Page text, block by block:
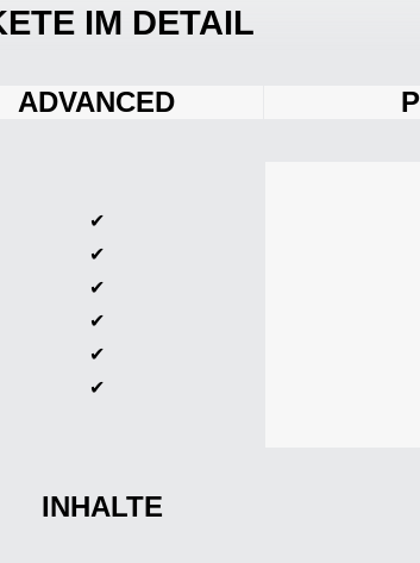
IM DETAIL
ADVANCED
✔
✔
✔
✔
✔
✔
INHALTE